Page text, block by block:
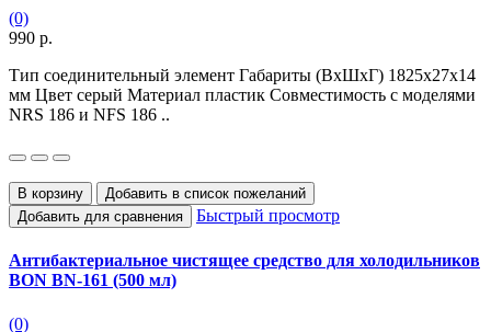
(0)
990 р.
Тип соединительный элемент Габариты (ВхШхГ) 1825х27х14
мм Цвет серый Материал пластик Совместимость с моделями
NRS 186 и NFS 186 ..
В корзину
Добавить в список пожеланий
Добавить для сравнения
Быстрый просмотр
Антибактериальное чистящее средство для холодильников
BON BN-161 (500 мл)
(0)